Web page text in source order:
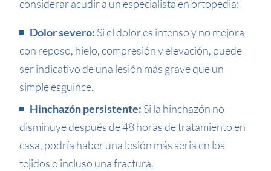
considerar acudir a un especialista en ortopedia:
Dolor severo: Si el dolor es intenso y no mejora
con reposo, hielo, compresión y elevación, puede
ser indicativo de una lesión más grave que un
simple esguince.
Hinchazón persistente: Si la hinchazón no
disminuye después de 48 horas de tratamiento en
casa, podría haber una lesión más seria en los
tejidos o incluso una fractura.